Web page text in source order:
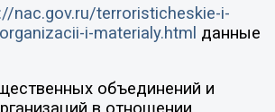
nac.gov.ru/terroristicheskie-i-
i-materialy.html данные
объединений и